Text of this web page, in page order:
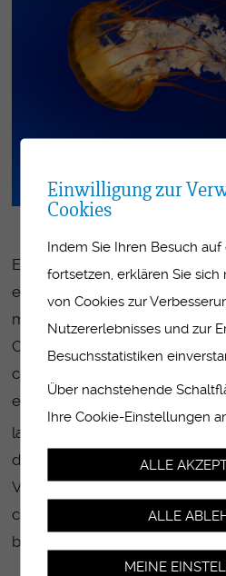
Etiam in tempus enim. Cum
et magnis dis parturient
mus. Nulla posuere gravida
Class aptent taciti sociosqu
conubia nostra, per inceptos
eros a metus elementum
laoreet. Integer vehicula
dolor mollis et. Nam gravida
Vivamus orci tellus, mollis id
convallis lacus. Curabitur
blandit enim
Einwilligung zur
Cookies
Indem Sie Ihren Besuch
fortsetzen, erklären Sie
von Cookies zur
Nutzererlebnisses und zur
Besuchsstatistiken
Über nachstehende
Ihre Cookie-Einstellungen
ALLE
ALLE
MEINE